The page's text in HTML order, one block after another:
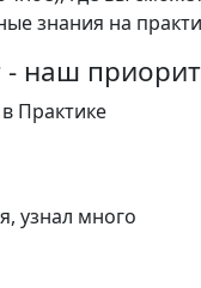
знания на
- наш
Практике
узнал много